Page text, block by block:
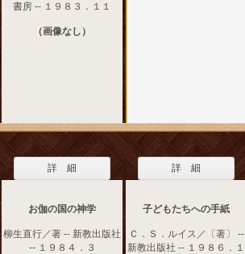
書房 -- １９８３．１１
（画像なし）
詳 細
お伽の国の神学
柳生直行／著 -- 新教出版社
-- １９８４．３
詳 細
子どもたちへの手紙
Ｃ．Ｓ．ルイス／〔著〕 --
新教出版社 -- １９８６．１